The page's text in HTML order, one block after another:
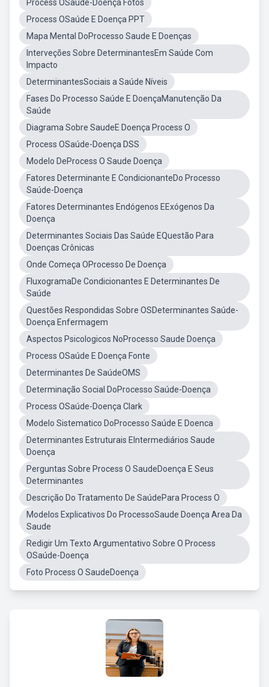
Process OSaúde-Doença Fotos
Process OSaúde E Doença PPT
Mapa Mental DoProcesso Saude E Doenças
Interveções Sobre DeterminantesEm Saúde Com
Impacto
DeterminantesSociais a Saúde Níveis
Fases Do Processo Saúde E DoençaManutenção Da
Saúde
Diagrama Sobre SaudeE Doença Process O
Process OSaúde-Doença DSS
Modelo DeProcess O Saude Doença
Fatores Determinante E CondicionanteDo Processo
Saúde-Doença
Fatores Determinantes Endógenos EExógenos Da
Doença
Determinantes Sociais Das Saúde EQuestão Para
Doenças Crônicas
Onde Começa OProcesso De Doença
FluxogramaDe Condicionantes E Determinantes De
Saúde
Questões Respondidas Sobre OSDeterminantes Saúde-
Doença Enfermagem
Aspectos Psicologicos NoProcesso Saude Doença
Process OSaúde E Doença Fonte
Determinantes De SaúdeOMS
Determinação Social DoProcesso Saúde-Doença
Process OSaúde-Doença Clark
Modelo Sistematico DoProcesso Saúde E Doenca
Determinantes Estruturais EIntermediários Saude
Doença
Perguntas Sobre Process O SaudeDoença E Seus
Determinantes
Descrição Do Tratamento De SaúdePara Process O
Modelos Explicativos Do ProcessoSaude Doença Area Da
Saude
Redigir Um Texto Argumentativo Sobre O Process
OSaúde-Doença
Foto Process O SaudeDoença